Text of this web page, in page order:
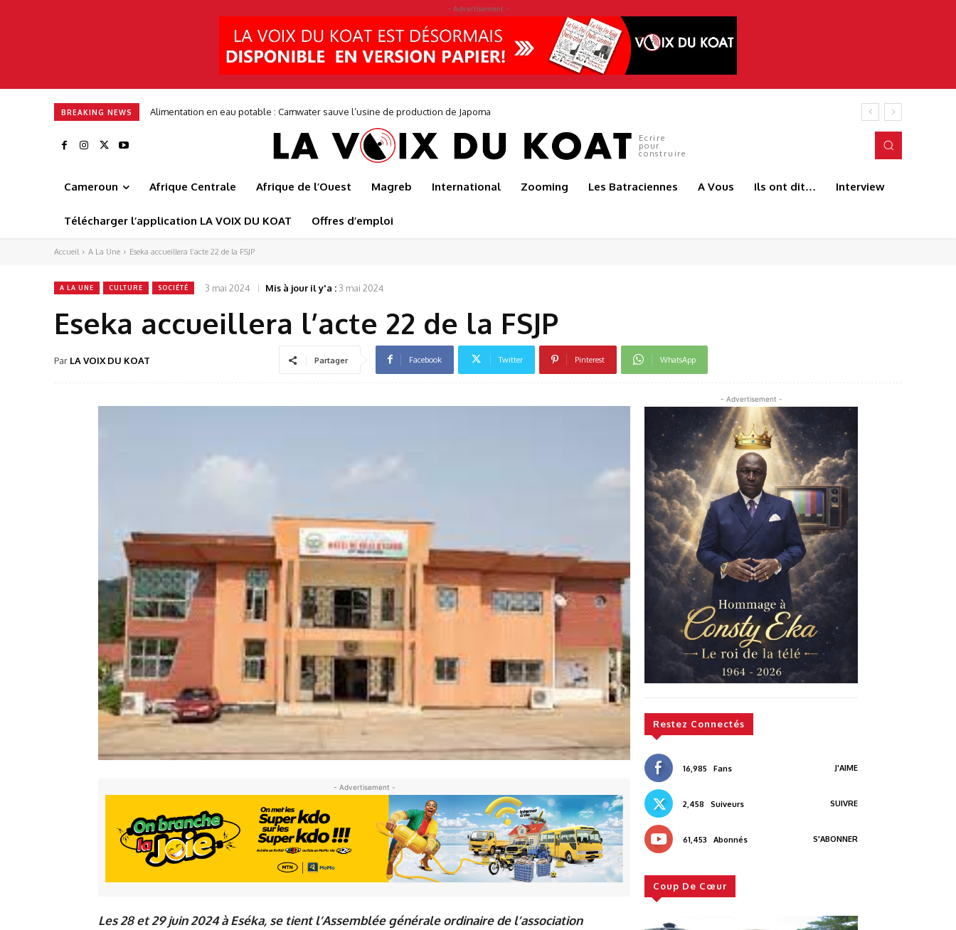
- Advertisement -
BREAKING NEWS Alimentation en eau potable : Camwater sauve l’usine de production de Japoma
Ecrire
pour
construire
Cameroun Afrique Centrale Afrique de l’Ouest Magreb International Zooming Les Batraciennes A Vous Ils ont dit… Interview
Télécharger l’application LA VOIX DU KOAT Offres d’emploi
Accueil A La Une Eseka accueillera l’acte 22 de la FSJP
A LA UNE CULTURE SOCIÉTÉ 3 mai 2024 Mis à jour il y'a : 3 mai 2024
Eseka accueillera l’acte 22 de la FSJP
Par LA VOIX DU KOAT Partager Facebook Twitter Pinterest WhatsApp
- Advertisement -
Les 28 et 29 juin 2024 à Eséka, se tient l’Assemblée générale ordinaire de l’association
- Advertisement -
Restez Connectés
16,985 Fans J'AIME
2,458 Suiveurs SUIVRE
61,453 Abonnés S'ABONNER
Coup De Cœur